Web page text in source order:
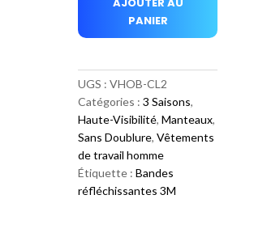
polyester
coton
4
pouces
sans
doublure
AJOUTER AU
PANIER
UGS :VHOB-CL2
Catégories :3 Saisons,
Haute-Visibilité,Manteaux,
Sans Doublure,Vêtements
de travail homme
Étiquette :Bandes
réfléchissantes 3M